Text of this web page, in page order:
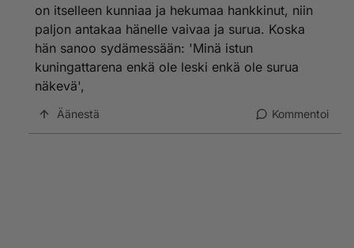
on itselleen kunniaa ja hekumaa hankkinut, niin
paljon antakaa hänelle vaivaa ja surua. Koska
hän sanoo sydämessään: 'Minä istun
kuningattarena enkä ole leski enkä ole surua
näkevä',
Äänestä Kommentoi